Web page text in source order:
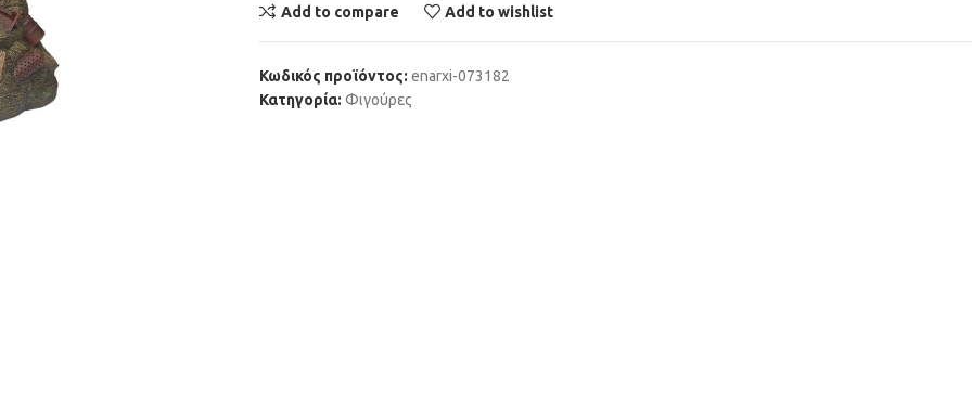
Add to compare Add to wishlist
Κωδικός προϊόντος: enarxi-073182
Κατηγορία: Φιγούρες